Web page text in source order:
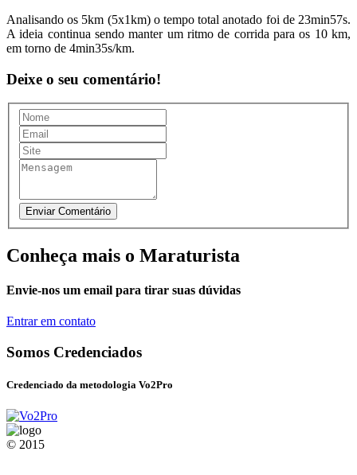
Analisando os 5km (5x1km) o tempo total anotado foi de 23min57s.
A ideia continua sendo manter um ritmo de corrida para os 10 km,
em torno de 4min35s/km.
Deixe o seu comentário!
Conheça mais o Maraturista
Envie-nos um email para tirar suas dúvidas
Entrar em contato
Somos Credenciados
Credenciado da metodologia Vo2Pro
© 2015